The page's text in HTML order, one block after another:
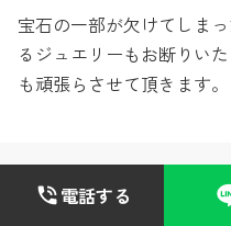
電話する
宝石の一部が欠けてしま
るジュエリーもお断りい
も頑張らさせて頂きます。